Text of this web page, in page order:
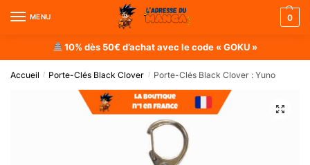
MENU 0
10% dès 50€ d’achat avec le code « GOKU »
Accueil / Porte-Clés Black Clover / Porte-Clés Black Clover : Yuno